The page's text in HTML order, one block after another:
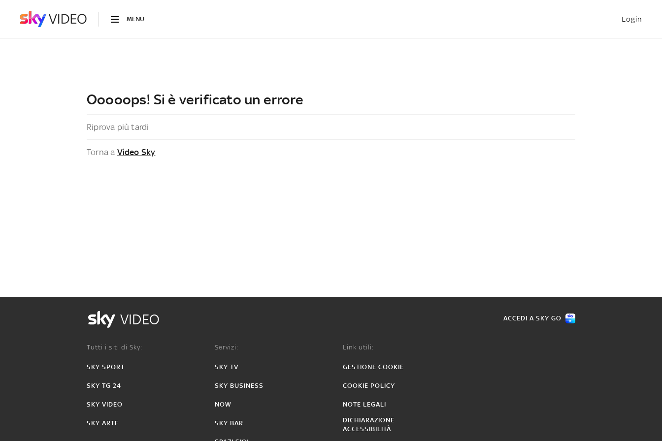
MENU Login
Ooooops! Si è verificato un errore
Riprova più tardi
Torna a Video Sky
VIDEO ACCEDI A SKY GO
Tutti i siti di Sky:
SKY SPORT
SKY TG 24
SKY VIDEO
SKY ARTE
Servizi:
SKY TV
SKY BUSINESS
NOW
SKY BAR
Link utili:
GESTIONE COOKIE
COOKIE POLICY
NOTE LEGALI
DICHIARAZIONE
ACCESSIBILITÀ